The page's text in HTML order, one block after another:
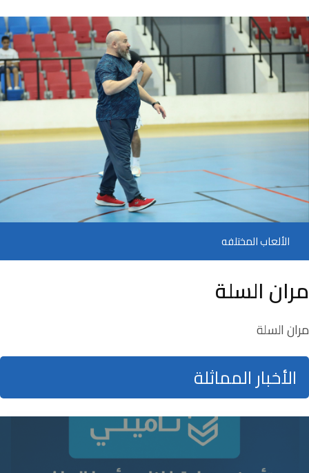
الألعاب المختلفه
مران السلة
مران السلة
الأخبار المماثلة